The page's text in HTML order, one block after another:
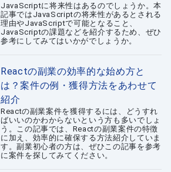
JavaScriptに将来性はあるのでしょうか。本
記事ではJavaScriptの将来性があるとされる
理由やJavaScriptで可能となること、
JavaScriptの課題などを紹介するため、ぜひ
参考にしてみてはいかがでしょうか。
Reactの副業の効率的な始め方と
は？案件の例・獲得方法をあわせて
紹介
Reactの副業案件を獲得するには、どうすれ
ばいいのかわからないという方も多いでしょ
う。この記事では、Reactの副業案件の特徴
に加え、効率的に確保する方法紹介していま
す。副業初心者の方は、ぜひこの記事を参考
に案件を探してみてください。